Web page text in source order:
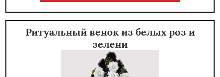
Ритуальный венок из белых роз и
зелени